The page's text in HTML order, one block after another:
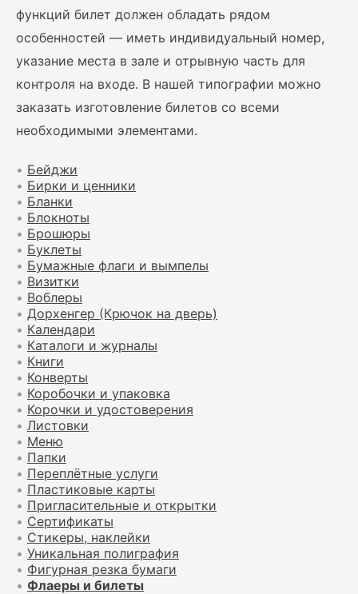
функций билет должен обладать рядом
особенностей — иметь индивидуальный номер,
указание места в зале и отрывную часть для
контроля на входе. В нашей типографии можно
заказать изготовление билетов со всеми
необходимыми элементами.
• Бейджи
• Бирки и ценники
• Бланки
• Блокноты
• Брошюры
• Буклеты
• Бумажные флаги и вымпелы
• Визитки
• Воблеры
• Дорхенгер (Крючок на дверь)
• Календари
• Каталоги и журналы
• Книги
• Конверты
• Коробочки и упаковка
• Корочки и удостоверения
• Листовки
• Меню
• Папки
• Переплётные услуги
• Пластиковые карты
• Пригласительные и открытки
• Сертификаты
• Стикеры, наклейки
• Уникальная полиграфия
• Фигурная резка бумаги
• Флаеры и билеты